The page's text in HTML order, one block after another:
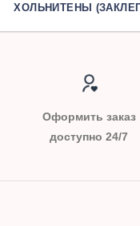
ХОЛЬНИТЕНЫ
Оформить заказ
доступно 24/7